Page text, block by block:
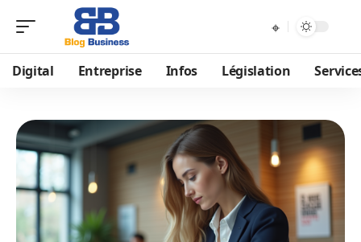
Digital Entreprise Infos Législation